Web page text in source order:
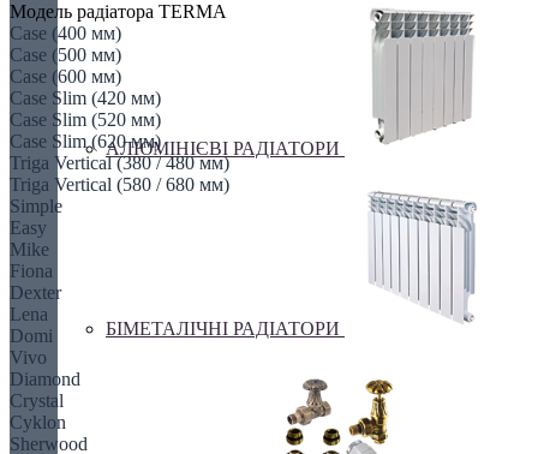
АЛЮМІНІЄВІ РАДІАТОРИ
БІМЕТАЛІЧНІ РАДІАТОРИ
Модель радіатора TERMA
Case (400 мм)
Case (500 мм)
Case (600 мм)
Case Slim (420 мм)
Case Slim (520 мм)
Case Slim (620 мм)
Triga Vertical (380 / 480 мм)
Triga Vertical (580 / 680 мм)
Simple
Easy
Mike
Fiona
Dexter
Lena
Domi
Vivo
Diamond
Crystal
Cyklon
Sherwood